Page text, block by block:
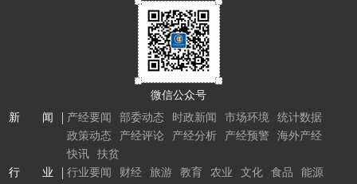
微信公众号
新 闻
产经要闻 部委动态 时政新闻 市场环境
统计数据
政策动态
产经评论 产经分析 产经预警
海外产经
快讯
扶贫
行 业
行业要闻 财经 旅游 教育 农业 文化 食品
能源